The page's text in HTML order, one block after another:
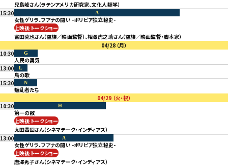
兒島峰さん（ラテンアメリカ研究家、文化人類学）
15:30
A
女性ゲリラ、フアナの闘い -ボリビア独立秘史-
上映後 トークショー
富田克也さん（空族／映画監督）、相澤虎之助さん（空族／映画監督・脚本家）
04/28 （月）
10:30
G
人民の勇気
13:00
L
鳥の歌
15:30
N
叛乱者たち
04/29 （火・祝）
10:30
H
第一の敵
上映後 トークショー
太田昌国さん（シネマテーク・インディアス）
13:00
A
女性ゲリラ、フアナの闘い -ボリビア独立秘史-
上映後 トークショー
唐澤秀子さん（シネマテーク・インディアス）